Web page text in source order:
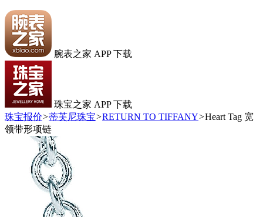
腕表之家 APP 下载
珠宝之家 APP 下载
珠宝报价>蒂芙尼珠宝>RETURN TO TIFFANY>Heart Tag 宽
领带形项链